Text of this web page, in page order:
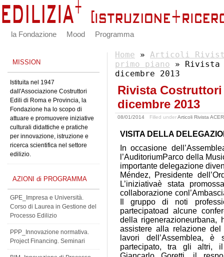
la Fondazione Mood Programma
Home » Articoli Rivista
primo piano » Rivista
dicembre 2013
Rivista
dicembre 2013
08/01/2014 Filled underArticoli Rivista
VISITA DELLA
In occasione
l’AuditoriumParco della
importante delegazione
Méndez, Presidente
L’iniziativaè stata
collaborazione
Il gruppo di noti
partecipatoad alcune
della rigenerazioneurbana,
assistere alla relazione del
lavori dell’Assemblea,
partecipato, tra gli altri, il
MISSION
Istituita nel 1947
dall'Associazione Costruttori
Edili di Roma e Provincia, la
Fondazione ha lo scopo di
attuare e promuovere iniziative
culturali didattiche e pratiche
per innovazione, istruzione e
ricerca scientifica nel settore
edilizio.
AZIONI di PROGRAMMA
GPE_Impresa e Università.
Corso di Laurea in Gestione del
Processo Edilizio
PPP_Innovazione normativa.
Project Financing. Seminari